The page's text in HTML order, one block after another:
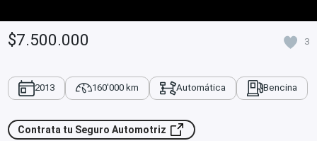
$7.500.000 3
2013 160'000 km Automática Bencina
Contrata tu Seguro Automotriz